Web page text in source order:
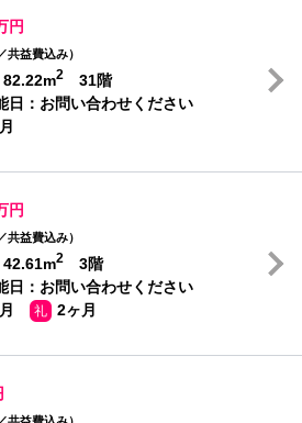
円
共益費込み）
2
31階
日：お問い合わせください
円
共益費込み）
2
3階
日：お問い合わせください
月 礼 2ヶ月